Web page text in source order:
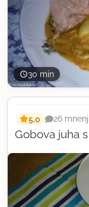
30 min
Gobova juha
5,0 26 mnenj